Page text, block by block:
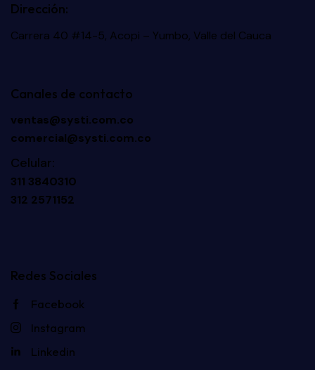
Dirección:
Carrera 40 #14-5, Acopi – Yumbo, Valle del Cauca
Canales de contacto
ventas@systi.com.co
comercial@systi.com.co
Celular:
311 3840310
312 2571152
Redes Sociales
Facebook
Instagram
Linkedin